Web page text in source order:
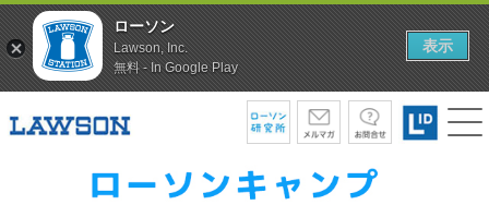
ローソン
Lawson, Inc.
無料 - In Google Play
表示